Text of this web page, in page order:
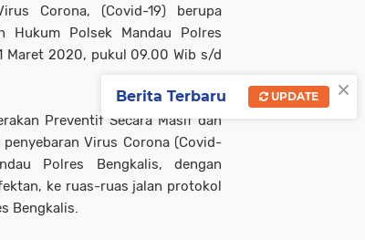
Corona, (Covid-19) berupa
Hukum Polsek Mandau Polres
Maret 2020, pukul 09.00 Wib s/d
Preventif Secara Masif dan
Virus Corona (Covid-
Polres Bengkalis, dengan
ke ruas-ruas jalan protokol
Bengkalis.
×
Berita Terbaru UPDATE